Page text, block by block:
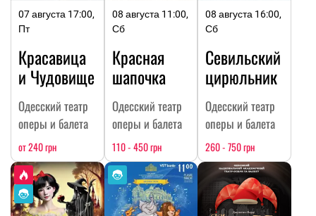
07 августа 17:00,
Пт
Красавица
и Чудовище
Одесский театр
оперы и балета
от 240 грн
08 августа 11:00,
Сб
Красная
шапочка
Одесский театр
оперы и балета
110 - 450 грн
08 августа 16:00,
Сб
Севильский
цирюльник
Одесский театр
оперы и балета
260 - 750 грн